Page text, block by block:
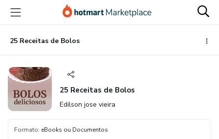
para
conteúdo
principal
para
pagamento
para
rodapé
25 Receitas de Bolos
25 Receitas de Bolos
Edilson jose vieira
Formato: eBooks ou Documentos